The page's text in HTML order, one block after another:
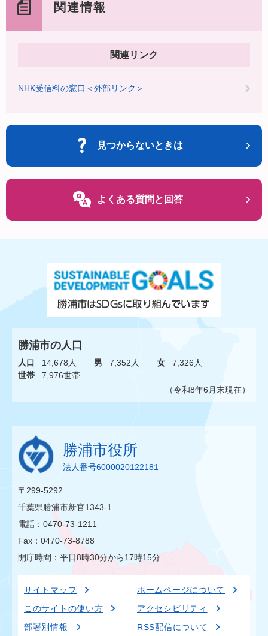
関連情報
関連リンク
NHK受信料の窓口＜外部リンク＞
見つからないときは
よくある質問と回答
勝浦市の人口
人口 14,678人 男 7,352人 女
7,326人
世帯
7,976世帯
（令和8年6月末現在）
勝浦市役所
法人番号6000020122181
〒299-5292
千葉県勝浦市新官1343-1
電話：0470-73-1211
Fax：0470-73-8788
開庁時間：平日8時30分から17時15分
サイトマップ
ホームページについて
このサイトの使い方
アクセシビリティ
部署別情報
RSS配信について